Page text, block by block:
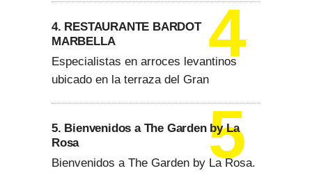
4. RESTAURANTE BARDOT
MARBELLA
Especialistas en arroces levantinos
ubicado en la terraza del Gran
5. Bienvenidos a The Garden by La
Rosa
Bienvenidos a The Garden by La Rosa.